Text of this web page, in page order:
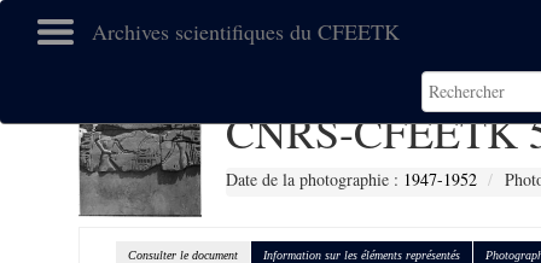
Archives scientifiques du CFEETK
CNRS-CFEETK
Date de la photographie : 1947-1952
Consulter le document Information sur les éléments représentés